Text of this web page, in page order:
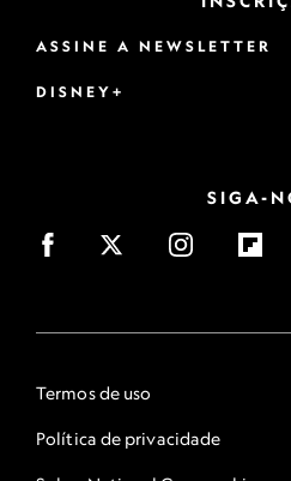
ASSINE A NEWSLETTER
DISNEY+
SIGA-
Termos de uso
Política de privacidade